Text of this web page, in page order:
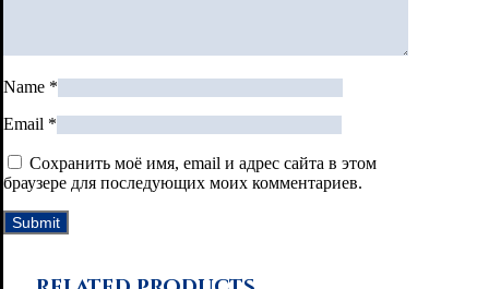
Name *
Email *
Сохранить моё имя, email и адрес сайта в этом
браузере для последующих моих комментариев.